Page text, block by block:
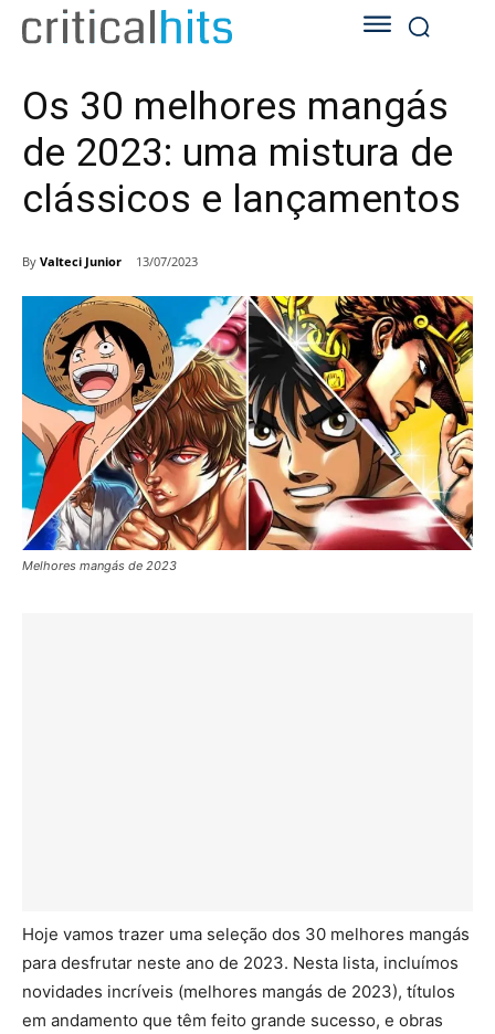
Os 30 melhores mangás
de 2023: uma mistura de
clássicos e lançamentos
By Valteci Junior 13/07/2023
Melhores mangás de 2023
Hoje vamos trazer uma seleção dos 30 melhores mangás
para desfrutar neste ano de 2023. Nesta lista, incluímos
novidades incríveis (melhores mangás de 2023), títulos
em andamento que têm feito grande sucesso, e obras